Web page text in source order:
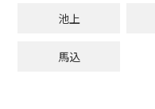
池上
馬込